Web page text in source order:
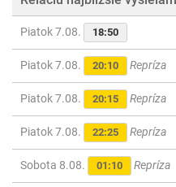
Piatok 7.08. 18:50
Piatok 7.08. 20:10 Repríza
Piatok 7.08. 20:15 Repríza
Piatok 7.08. 22:25 Repríza
Sobota 8.08. 01:10 Repríza